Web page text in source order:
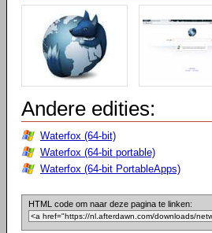
Andere edities:
Waterfox (64-bit)
Waterfox (64-bit portable)
Waterfox (64-bit PortableApps)
HTML code om naar deze pagina te linken: